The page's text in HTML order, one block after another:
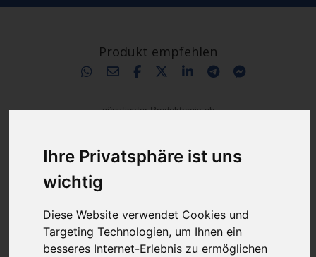
Ihre Privatsphäre ist uns
wichtig
Diese Website verwendet Cookies und
Targeting Technologien, um Ihnen ein
besseres Internet-Erlebnis zu ermöglichen
Produkt empfehlen
günstigster Produktpreis ab
16,50 €
Friedenshof-Apotheke
kein Versand - nur Botenlieferung oder Selbstabholung
Ersparnis:53%oder 18,45 €